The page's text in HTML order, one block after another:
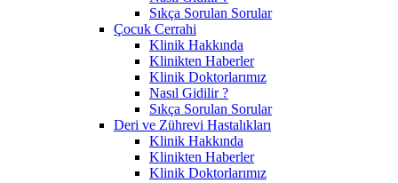
Sıkça Sorulan Sorular
Çocuk Cerrahi
Klinik Hakkında
Klinikten Haberler
Klinik Doktorlarımız
Nasıl Gidilir ?
Sıkça Sorulan Sorular
Deri ve Zührevi Hastalıkları
Klinik Hakkında
Klinikten Haberler
Klinik Doktorlarımız